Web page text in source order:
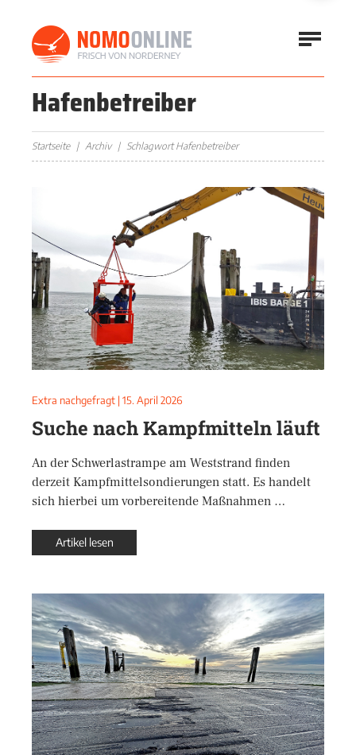
Hafenbetreiber
Startseite Archiv Schlagwort Hafenbetreiber
Extra nachgefragt | 15. April 2026
Suche nach Kampfmitteln läuft
An der Schwerlastrampe am Weststrand finden
derzeit Kampfmittelsondierungen statt. Es handelt
sich hierbei um vorbereitende Maßnahmen …
Artikel lesen